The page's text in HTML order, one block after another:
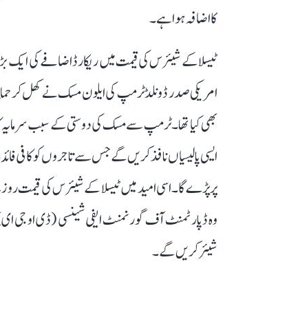
کا اضافہ ہوا ہے۔
ٹیسلا کے شیئرس کی قیمت میں ریکارڈ اضافے کی ایک
بھی کیا تھا۔ ٹرمپ سے مسک کی دوستی کے سبب سرمایہ
ایسی پالیسیاں نافذ کریں گے جس سے تاجروں کو کافی
پر پڑے گا۔ اسی امید میں ٹیسلا کے شیئرس کی قیمت
وہ ڈپارٹمنٹ آف گورنمنٹ ایفی شینسی (ڈی او جی ای)
شیئر کریں گے۔